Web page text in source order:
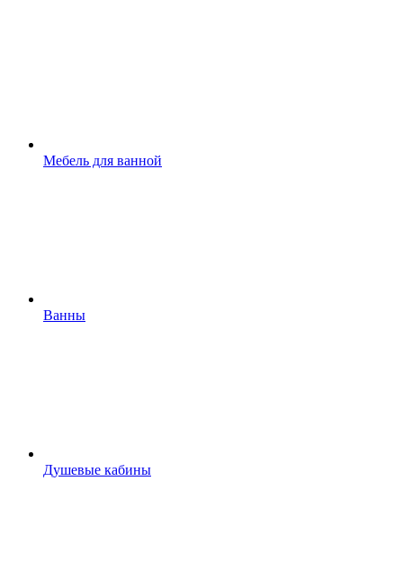
Мебель для ванной
Ванны
Душевые кабины